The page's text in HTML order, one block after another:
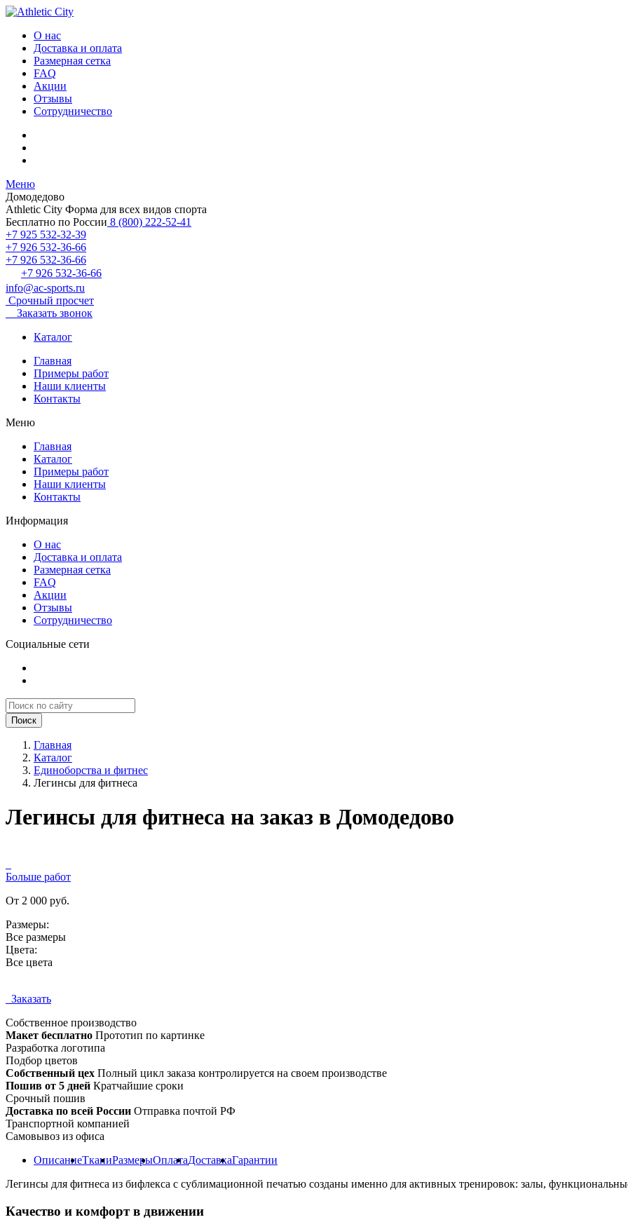
О нас
Доставка и оплата
Размерная сетка
FAQ
Акции
Отзывы
Сотрудничество
Меню
Домодедово
Athletic City Форма для всех видов спорта
Бесплатно по России 8 (800) 222-52-41
+7 925 532-32-39
+7 926 532-36-66
+7 926 532-36-66
+7 926 532-36-66
info@ac-sports.ru
Срочный просчет
Заказать звонок
Каталог
Главная
Примеры работ
Наши клиенты
Контакты
Меню
Главная
Каталог
Примеры работ
Наши клиенты
Контакты
Информация
О нас
Доставка и оплата
Размерная сетка
FAQ
Акции
Отзывы
Сотрудничество
Социальные сети
Поиск
Главная
Каталог
Единоборства и фитнес
Легинсы для фитнеса
Легинсы для фитнеса на заказ в Домодедово
Больше работ
От 2 000 руб.
Размеры:
Все размеры
Цвета:
Все цвета
Заказать
Собственное производство
Макет бесплатно Прототип по картинке
Разработка логотипа
Подбор цветов
Собственный цех Полный цикл заказа контролируется на своем производстве
Пошив от 5 дней Кратчайшие сроки
Срочный пошив
Доставка по всей России Отправка почтой РФ
Транспортной компанией
Самовывоз из офиса
ОписаниеТканиРазмерыОплатаДоставкаГарантии
Легинсы для фитнеса из бифлекса с сублимационной печатью созданы именно для активных тренировок: залы,
Качество и комфорт в движении